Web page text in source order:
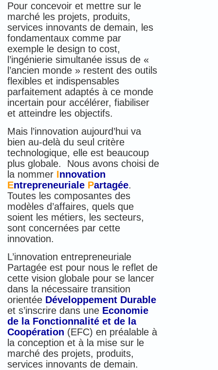
Pour concevoir et mettre sur le
marché les projets, produits,
services innovants de demain, les
fondamentaux comme par
exemple le design to cost,
l’ingénierie simultanée issus de «
l’ancien monde » restent des outils
flexibles et indispensables
parfaitement adaptés à ce monde
incertain pour accélérer, fiabiliser
et atteindre les objectifs.
Mais l’innovation aujourd’hui va
bien au-delà du seul critère
technologique, elle est beaucoup
plus globale. Nous avons choisi de
la nommer Innovation
Entrepreneuriale Partagée.
Toutes les composantes des
modèles d’affaires, quels que
soient les métiers, les secteurs,
sont concernées par cette
innovation.
L’innovation entrepreneuriale
Partagée est pour nous le reflet de
cette vision globale pour se lancer
dans la nécessaire transition
orientée Développement Durable
et s’inscrire dans une Economie
de la Fonctionnalité et de la
Coopération (EFC) en préalable à
la conception et à la mise sur le
marché des projets, produits,
services innovants de demain.